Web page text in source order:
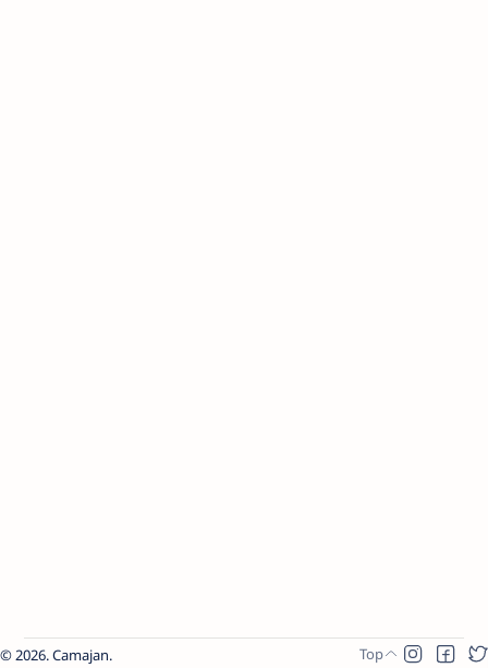
2026.Camajan.